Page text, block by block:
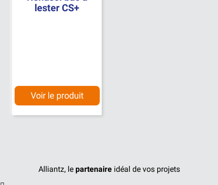
lester CS+
Voir le produit
Alliantz, le partenaireidéal de vos projets